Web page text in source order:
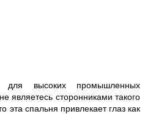
для высоких промышленных
являетесь сторонниками такого
эта спальня привлекает глаз как